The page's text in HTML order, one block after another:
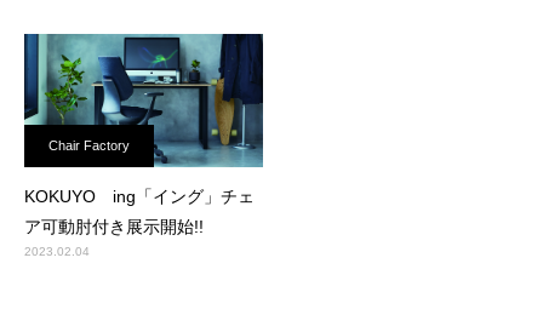
Chair Factory
KOKUYO ing「イング」チェ
ア可動肘付き展示開始!!
2023.02.04